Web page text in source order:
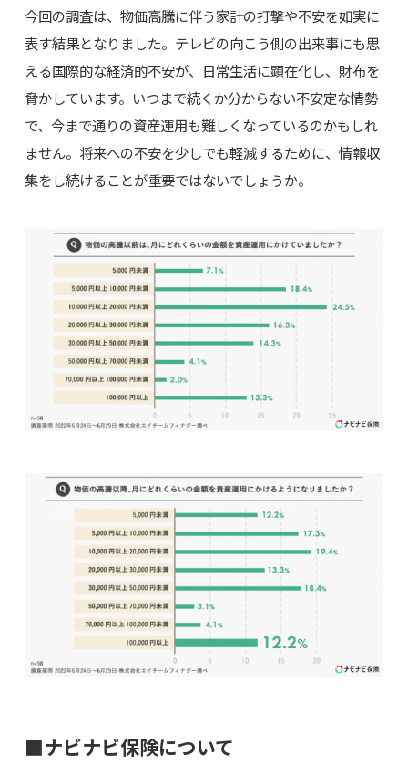
今回の調査は、物価高騰に伴う家計の打撃や不安を如実に
表す結果となりました。テレビの向こう側の出来事にも思
える国際的な経済的不安が、日常生活に顕在化し、財布を
脅かしています。いつまで続くか分からない不安定な情勢
で、今まで通りの資産運用も難しくなっているのかもしれ
ません。将来への不安を少しでも軽減するために、情報収
集をし続けることが重要ではないでしょうか。
■ナビナビ保険について